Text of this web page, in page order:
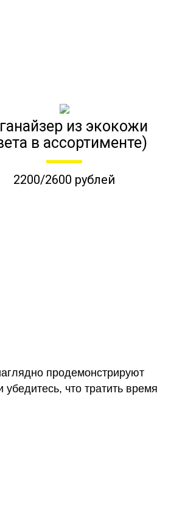
из экокожи
в ассортименте)
2200/2600 рублей
продемонстрируют
убедитесь, что тратить время